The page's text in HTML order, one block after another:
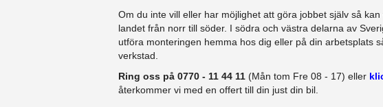
Om du inte vill eller har möjlighet att göra jobbet själv så
landet från norr till söder. I södra och västra delarna av
​utföra monteringen hemma hos dig eller på din arbetsplats
verkstad.
Ring oss på 0770 - 11 44 11 (Mån tom Fre 08 - 17) eller
återkommer vi med en offert till din just din bil.